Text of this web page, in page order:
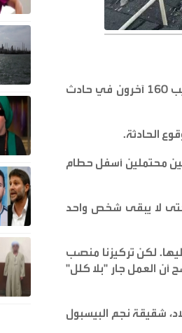
ذكرت سلطات جمهورية الدومينيكان أن 79 شخصاً على الأقل لقوا حتفهم وأصيب 160 آخرون في حادث
الحادثة.
محتملين أسفل حطام
حتى لا يبقى شخص واحد
لكن تركيزنا منصب
أن العمل جار "بلا كلل"
شقيقة نجم البيسبول